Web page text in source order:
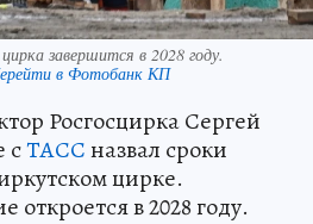
завершится в 2028 году.
в Фотобанк КП
Росгосцирка Сергей
сТАССназвал сроки
цирке.
откроется в 2028 году.